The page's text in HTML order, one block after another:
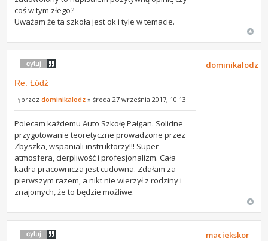
coś w tym złego?
Uważam że ta szkoła jest ok i tyle w temacie.
Re: Łódź
przezdominikalodz » środa 27 września 2017, 10:13
Polecam każdemu Auto Szkołę Pałgan. Solidne
przygotowanie teoretyczne prowadzone przez
Zbyszka, wspaniali instruktorzy!!! Super
atmosfera, cierpliwość i profesjonalizm. Cała
kadra pracownicza jest cudowna. Zdałam za
pierwszym razem, a nikt nie wierzył z rodziny i
znajomych, że to będzie możliwe.
dominikalodz
maciekskor